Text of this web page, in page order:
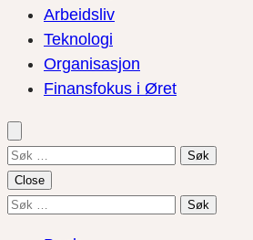
Arbeidsliv
Teknologi
Organisasjon
Finansfokus i Øret
Søk
etter:
Close
Søk